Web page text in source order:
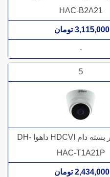
HAC-B2A21
3,115,000 تومان
-
5
دوربین مدار بسته دام HDCVI داهوا DH-
HAC-T1A21P
2,434,000 تومان